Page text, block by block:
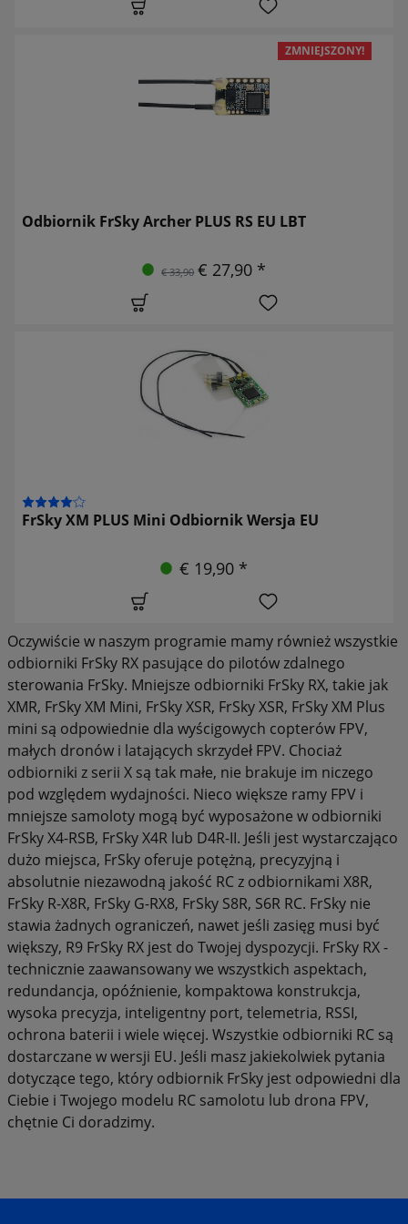
ZMNIEJSZONY!
Odbiornik FrSky Archer PLUS RS EU LBT
€ 33,90 € 27,90 *
FrSky XM PLUS Mini Odbiornik Wersja EU
€ 19,90 *
Oczywiście w naszym programie mamy również wszystkie
odbiorniki FrSky RX pasujące do pilotów zdalnego
sterowania FrSky. Mniejsze odbiorniki FrSky RX, takie jak
XMR, FrSky XM Mini, FrSky XSR, FrSky XSR, FrSky XM Plus
mini są odpowiednie dla wyścigowych copterów FPV,
małych dronów i latających skrzydeł FPV. Chociaż
odbiorniki z serii X są tak małe, nie brakuje im niczego
pod względem wydajności. Nieco większe ramy FPV i
mniejsze samoloty mogą być wyposażone w odbiorniki
FrSky X4-RSB, FrSky X4R lub D4R-II. Jeśli jest wystarczająco
dużo miejsca, FrSky oferuje potężną, precyzyjną i
absolutnie niezawodną jakość RC z odbiornikami X8R,
FrSky R-X8R, FrSky G-RX8, FrSky S8R, S6R RC. FrSky nie
stawia żadnych ograniczeń, nawet jeśli zasięg musi być
większy, R9 FrSky RX jest do Twojej dyspozycji. FrSky RX -
technicznie zaawansowany we wszystkich aspektach,
redundancja, opóźnienie, kompaktowa konstrukcja,
wysoka precyzja, inteligentny port, telemetria, RSSI,
ochrona baterii i wiele więcej. Wszystkie odbiorniki RC są
dostarczane w wersji EU. Jeśli masz jakiekolwiek pytania
dotyczące tego, który odbiornik FrSky jest odpowiedni dla
Ciebie i Twojego modelu RC samolotu lub drona FPV,
chętnie Ci doradzimy.